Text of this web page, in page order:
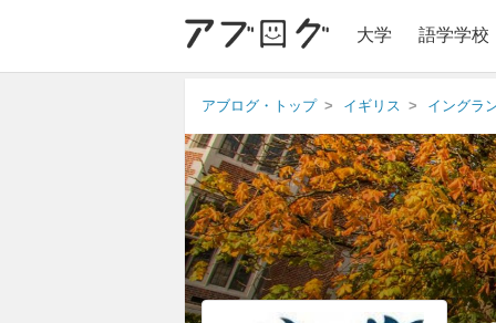
大学 語学学校
アブログ・トップ イギリス イングラ